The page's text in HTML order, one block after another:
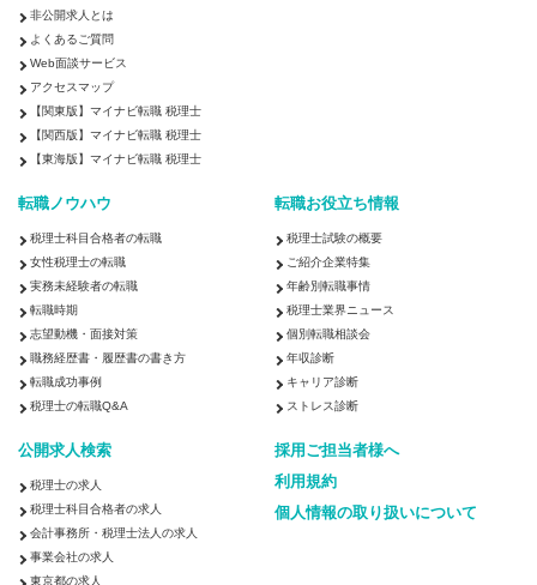
非公開求人とは
よくあるご質問
Web面談サービス
アクセスマップ
【関東版】マイナビ転職 税理士
【関西版】マイナビ転職 税理士
【東海版】マイナビ転職 税理士
転職ノウハウ
税理士科目合格者の転職
女性税理士の転職
実務未経験者の転職
転職時期
志望動機・面接対策
職務経歴書・履歴書の書き方
転職成功事例
税理士の転職Q&A
転職お役立ち情報
税理士試験の概要
ご紹介企業特集
年齢別転職事情
税理士業界ニュース
個別転職相談会
年収診断
キャリア診断
ストレス診断
公開求人検索
税理士の求人
税理士科目合格者の求人
会計事務所・税理士法人の求人
事業会社の求人
東京都の求人
採用ご担当者様へ
利用規約
個人情報の取り扱いについて